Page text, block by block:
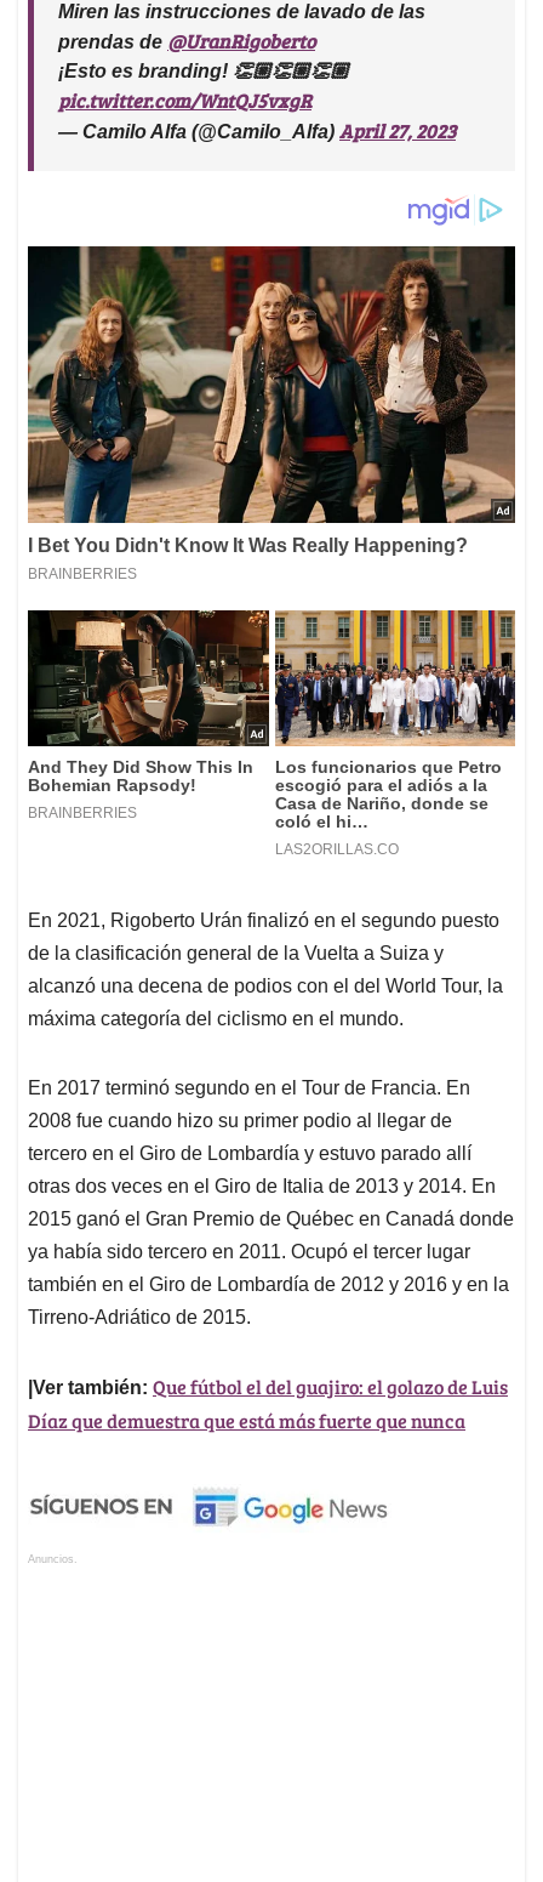
Miren las instrucciones de lavado de las
prendas de @UranRigoberto
¡Esto es branding! 👏🏼👏🏼👏🏼
pic.twitter.com/WntQJ5vxgR
— Camilo Alfa (@Camilo_Alfa) April 27, 2023
En 2021, Rigoberto Urán finalizó en el segundo puesto
de la clasificación general de la Vuelta a Suiza y
alcanzó una decena de podios con el del World Tour, la
máxima categoría del ciclismo en el mundo.
En 2017 terminó segundo en el Tour de Francia. En
2008 fue cuando hizo su primer podio al llegar de
tercero en el Giro de Lombardía y estuvo parado allí
otras dos veces en el Giro de Italia de 2013 y 2014. En
2015 ganó el Gran Premio de Québec en Canadá donde
ya había sido tercero en 2011. Ocupó el tercer lugar
también en el Giro de Lombardía de 2012 y 2016 y en la
Tirreno-Adriático de 2015.
|Ver también: Que fútbol el del guajiro: el golazo de Luis
Díaz que demuestra que está más fuerte que nunca
Anuncios.